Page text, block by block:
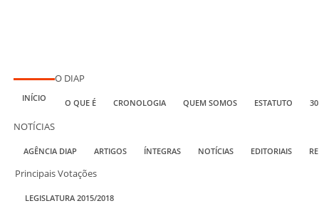
INÍCIO
O DIAP
O QUE É CRONOLOGIA QUEM SOMOS ESTATUTO
NOTÍCIAS
AGÊNCIA DIAP ARTIGOS ÍNTEGRAS NOTÍCIAS EDITORIAIS
Principais Votações
LEGISLATURA 2015/2018